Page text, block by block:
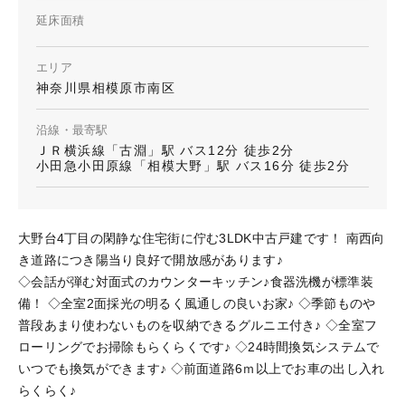
延床面積
エリア
神奈川県相模原市南区
沿線・最寄駅
ＪＲ横浜線「古淵」駅 バス12分 徒歩2分
小田急小田原線「相模大野」駅 バス16分 徒歩2分
大野台4丁目の閑静な住宅街に佇む3LDK中古戸建です！ 南西向
き道路につき陽当り良好で開放感があります♪
◇会話が弾む対面式のカウンターキッチン♪食器洗機が標準装
備！ ◇全室2面採光の明るく風通しの良いお家♪ ◇季節ものや
普段あまり使わないものを収納できるグルニエ付き♪ ◇全室フ
ローリングでお掃除もらくらくです♪ ◇24時間換気システムで
いつでも換気ができます♪ ◇前面道路6ｍ以上でお車の出し入れ
らくらく♪